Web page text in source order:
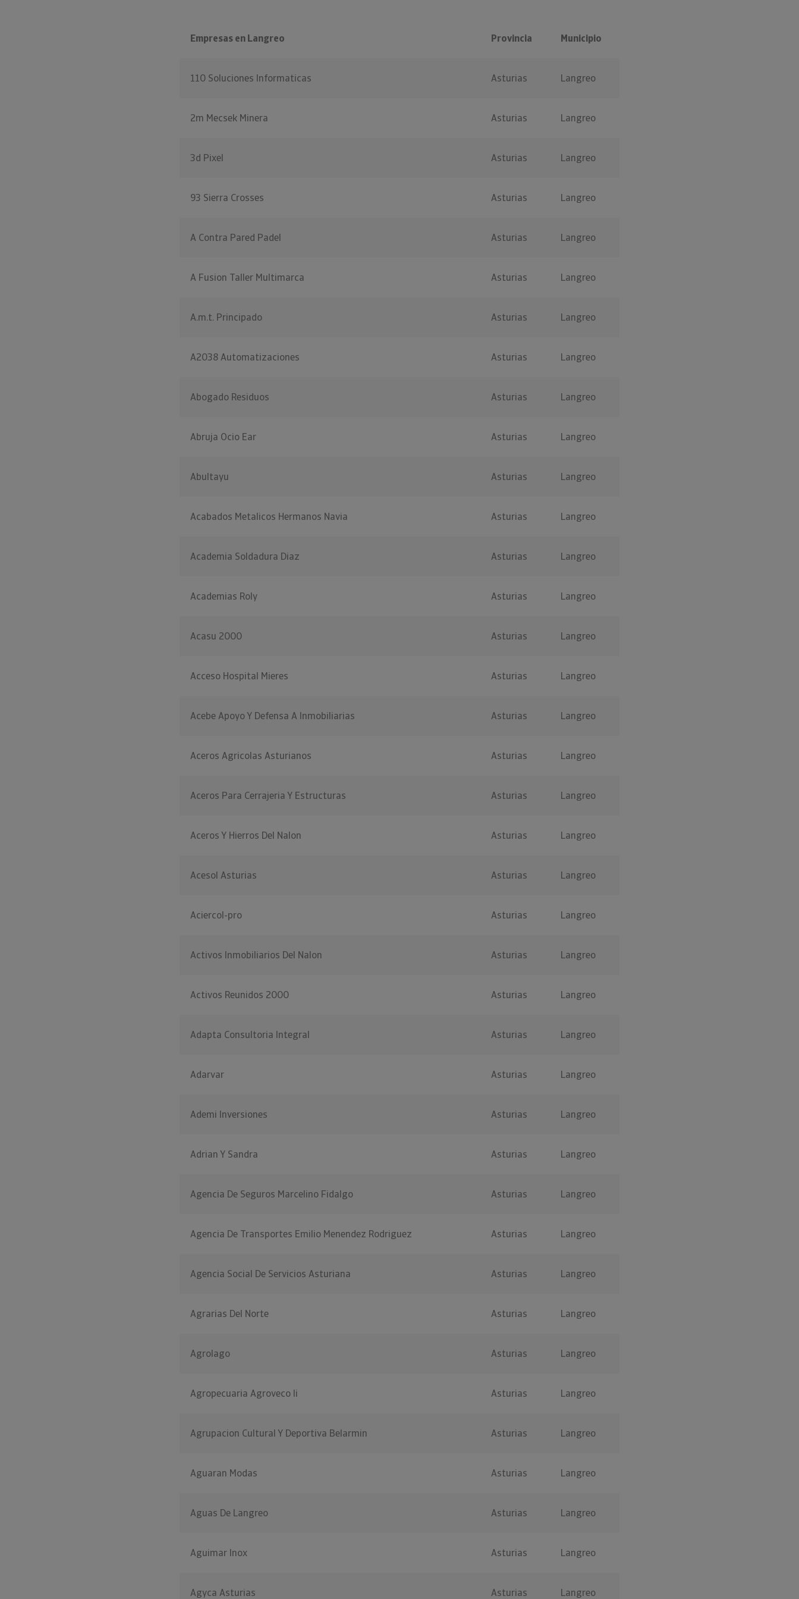
Empresas en Langreo Provincia Municipio
110 Soluciones Informaticas Asturias Langreo
2m Mecsek Minera Asturias Langreo
3d Pixel Asturias Langreo
93 Sierra Crosses Asturias Langreo
A Contra Pared Padel Asturias Langreo
A Fusion Taller Multimarca Asturias Langreo
A.m.t. Principado Asturias Langreo
A2038 Automatizaciones Asturias Langreo
Abogado Residuos Asturias Langreo
Abruja Ocio Ear Asturias Langreo
Abultayu Asturias Langreo
Acabados Metalicos Hermanos Navia Asturias Langreo
Academia Soldadura Diaz Asturias Langreo
Academias Roly Asturias Langreo
Acasu 2000 Asturias Langreo
Acceso Hospital Mieres Asturias Langreo
Acebe Apoyo Y Defensa A Inmobiliarias Asturias Langreo
Aceros Agricolas Asturianos Asturias Langreo
Aceros Para Cerrajeria Y Estructuras Asturias Langreo
Aceros Y Hierros Del Nalon Asturias Langreo
Acesol Asturias Asturias Langreo
Aciercol-pro Asturias Langreo
Activos Inmobiliarios Del Nalon Asturias Langreo
Activos Reunidos 2000 Asturias Langreo
Adapta Consultoria Integral Asturias Langreo
Adarvar Asturias Langreo
Ademi Inversiones Asturias Langreo
Adrian Y Sandra Asturias Langreo
Agencia De Seguros Marcelino Fidalgo Asturias Langreo
Agencia De Transportes Emilio Menendez Rodriguez Asturias Langreo
Agencia Social De Servicios Asturiana Asturias Langreo
Agrarias Del Norte Asturias Langreo
Agrolago Asturias Langreo
Agropecuaria Agroveco Ii Asturias Langreo
Agrupacion Cultural Y Deportiva Belarmin Asturias Langreo
Aguaran Modas Asturias Langreo
Aguas De Langreo Asturias Langreo
Aguimar Inox Asturias Langreo
Agyca Asturias Asturias Langreo